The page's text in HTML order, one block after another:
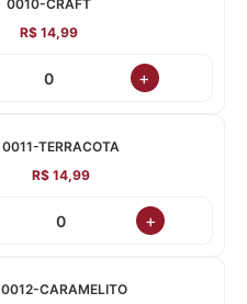
0010-CRAFT
R$ 14,99
+
0011-TERRACOTA
R$ 14,99
+
0012-CARAMELITO